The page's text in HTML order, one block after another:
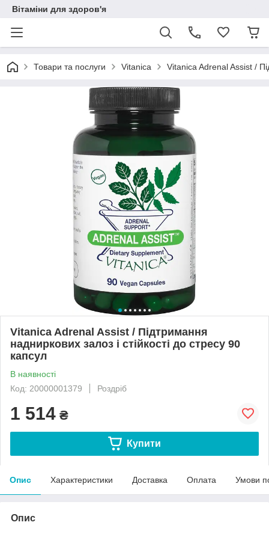
Вітаміни для здоров'я
Товари та послуги Vitanica Vitanica Adrenal Assist /
Vitanica Adrenal Assist / Підтримання
надниркових залоз і стійкості до стресу 90
капсул
В наявності
Код: 20000001379
Роздріб
1 514 ₴
Купити
Опис Характеристики Доставка Оплата Умови
Опис